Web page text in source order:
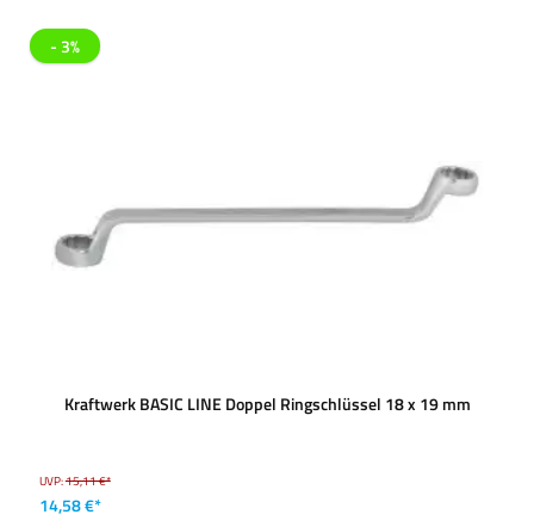
- 3%
Kraftwerk BASIC LINE Doppel Ringschlüssel 18 x 19 mm
UVP:15,11 €*
14,58 €*